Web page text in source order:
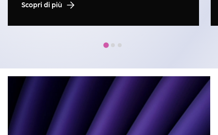
Scopri di più